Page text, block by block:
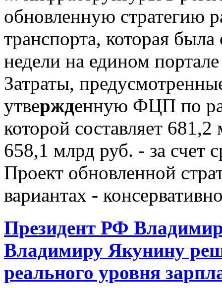
обновленную стратегию
транспорта, которая
недели на едином
Затраты,
утвержденную ФЦП по
которой составляет
658,1 млрд руб. - за счет
Проект обновленной
вариантах -
Президент РФ
Владимиру Якунину
реального уровня